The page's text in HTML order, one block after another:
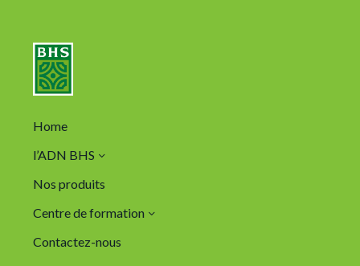
Home
l’ADN BHS
Nos produits
Centre de formation
Contactez-nous